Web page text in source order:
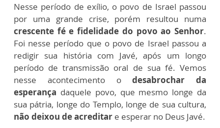
Nesse período de exílio, o povo de Israel passou
por uma grande crise, porém resultou numa
crescente fé e fidelidade do povo ao Senhor.
Foi nesse período que o povo de Israel passou a
redigir sua história com Javé, após um longo
período de transmissão oral de sua fé. Vemos
nesse acontecimento odesabrochar da
esperança daquele povo, que mesmo longe da
sua pátria, longe do Templo, longe de sua cultura,
não deixou de acreditar e esperar no Deus Javé.